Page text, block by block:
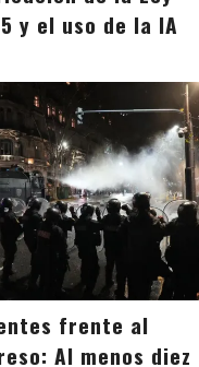
y el uso de la IA
frente al
Al menos diez